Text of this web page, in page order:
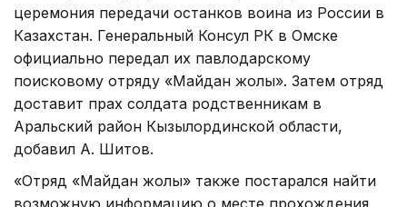
церемония передачи останков воина из России в
Казахстан. Генеральный Консул РК в Омске
официально передал их павлодарскому
поисковому отряду «Майдан жолы». Затем отряд
доставит прах солдата родственникам в
Аральский район Кызылординской области,
добавил А. Шитов.
«Отряд «Майдан жолы» также постарался найти
возможную информацию о месте прохождения